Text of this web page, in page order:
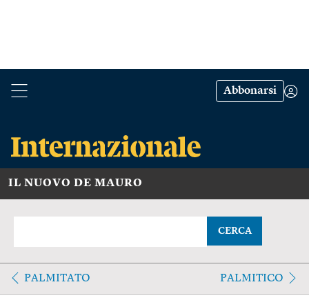
Abbonarsi
IL NUOVO DE MAURO
CERCA
PALMITATO PALMITICO